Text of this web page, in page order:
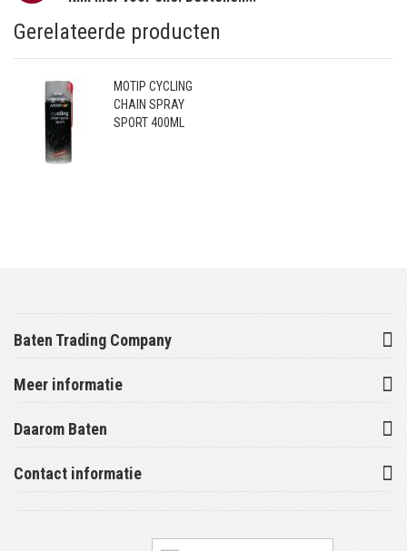
Gerelateerde producten
MOTIP CYCLING
CHAIN SPRAY
SPORT 400ML
Baten Trading Company
Meer informatie
Daarom Baten
Contact informatie
Abonneer